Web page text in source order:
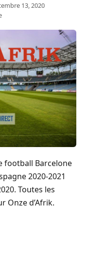
13, 2020
football Barcelone
2020-2021
Toutes les
Onze d’Afrik.